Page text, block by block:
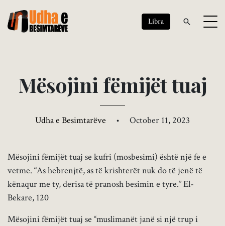
Libra
Mësojini fëmijëttuaj
Udha e Besimtarëve • October 11, 2023
Mësojini fëmijët tuaj se kufri (mosbesimi) është një fe e
vetme. “As hebrenjtë, as të krishterët nuk do të jenë të
kënaqur me ty, derisa të pranosh besimin e tyre.” El-
Bekare, 120
Mësojini fëmijët tuaj se “muslimanët janë si një trup i